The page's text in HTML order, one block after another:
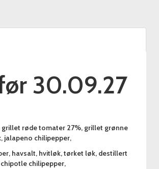
30.09.27
grillet røde tomater 27%, grillet grønne
jalapeno chilipepper,
havsalt, hvitløk, tørket løk, destillert
chilipepper,